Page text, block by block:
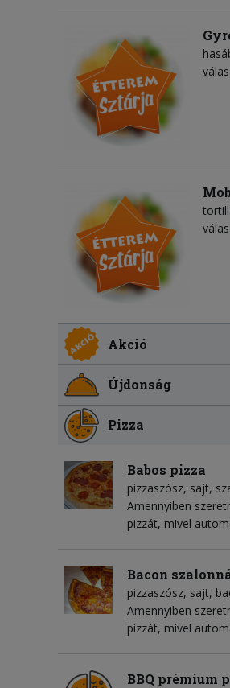
Akció
Újdonság
Pizza
Babos pizza
pizzaszósz sajt
Amennyiben
pizzát, mivel
Bacon
pizzaszósz sajt
Amennyiben
pizzát, mivel
BBQ prémium